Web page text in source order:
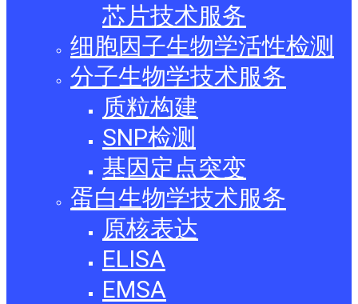
芯片技术服务
细胞因子生物学活性检测
分子生物学技术服务
质粒构建
SNP检测
基因定点突变
蛋白生物学技术服务
原核表达
ELISA
EMSA